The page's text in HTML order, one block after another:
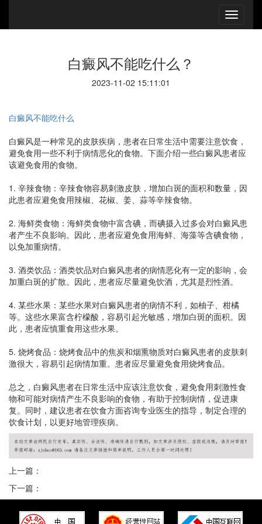
白癜风不能吃什么？
2023-11-02 15:11:01
白癜风不能吃什么
白癜风是一种常见的皮肤疾病，患者在日常生活中需要注意饮食，
避免食用一些不利于病情恶化的食物。下面介绍一些白癜风患者应
该避免食用的食物。
1. 辛辣食物：辛辣食物容易刺激皮肤，增加白斑的面积和数量，因
此患者应避免食用辣椒、花椒、姜、蒜等辛辣食物。
2. 海鲜类食物：海鲜类食物中富含碘，而碘摄入过多会对白癜风患
者产生不良影响。因此，患者应避免食用海鲜、海藻等含碘食物，
以免加重病情。
3. 酒类饮品：酒类饮品对白癜风患者的病情恶化有一定的影响，会
加重白斑的扩散。因此，患者应尽量避免饮酒，尤其是烈性酒。
4. 某些水果：某些水果对白癜风患者的病情不利，如柚子、柑橘
等。这些水果富含柠檬酸，容易引起光敏感，增加白斑的面积。因
此，患者应慎重食用这些水果。
5. 烧烤食品：烧烤食品中的焦炭和烟熏物质对白癜风患者的皮肤刺
激很大，容易引起病情加重。患者应尽量避免食用烧烤食品。
总之，白癜风患者在日常生活中应该注意饮食，避免食用刺激性食
物和可能对病情产生不良影响的食物，有助于控制病情，促进康
复。同时，建议患者在饮食方面咨询专业医生的指导，制定合理的
饮食计划，以更好地管理疾病。
上一篇：
下一篇：